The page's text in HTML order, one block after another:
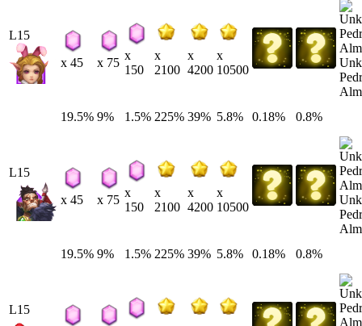
L15
x 45 x 75
x
150
x
2100
x
4200
x
10500
19.5% 9% 1.5% 225% 39% 5.8% 0.18% 0.8%
L15
x 45 x 75
x
150
x
2100
x
4200
x
10500
19.5% 9% 1.5% 225% 39% 5.8% 0.18% 0.8%
L15